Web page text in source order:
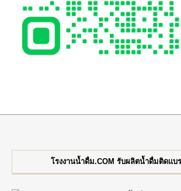
โรงงานน้ำดื่ม.COM รับผลิตน้ำดื่มติดแบ